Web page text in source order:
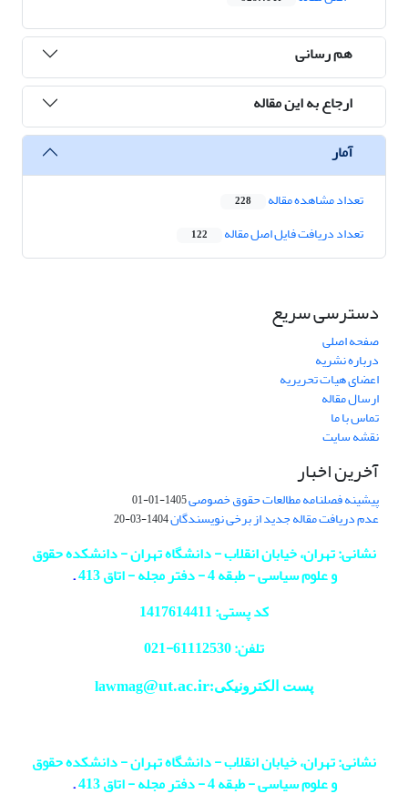
هم رسانی
ارجاع به این مقاله
آمار
تعداد مشاهده مقاله 228
تعداد دریافت فایل اصل مقاله 122
دسترسی سریع
صفحه اصلی
درباره نشریه
اعضای هیات تحریریه
ارسال مقاله
تماس با ما
نقشه سایت
آخرین اخبار
پیشینه فصلنامه مطالعات حقوق خصوصی1405-01-01
عدم دریافت مقاله جدید از برخی نویسندگان1404-03-20
نشانی: تهران، خیابان انقلاب - دانشگاه تهران - دانشکده حقوق
و علوم سیاسی - طبقه 4 - دفتر مجله - اتاق 413
.
کد پستی: 1417614411
تلفن: 61112530-
021
پست الکترونیکی:lawmag@ut.ac.ir
نشانی: تهران، خیابان انقلاب - دانشگاه تهران - دانشکده حقوق
و علوم سیاسی - طبقه 4 - دفتر مجله - اتاق 413
.